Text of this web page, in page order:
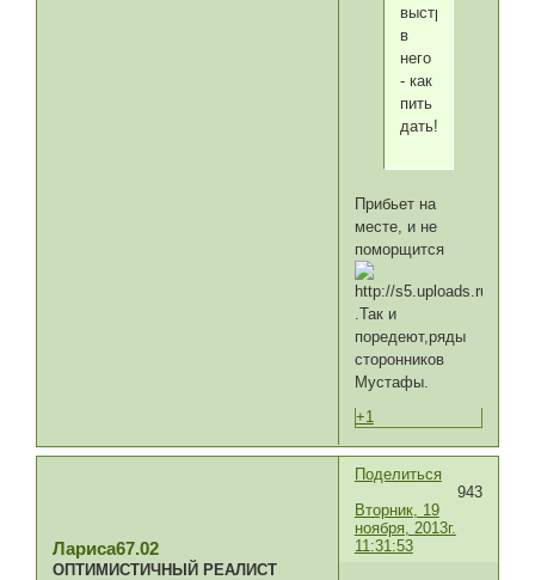
выстрелит
в
него
- как
пить
дать!
Прибьет на
месте, и не
поморщится
.Так и
поредеют,ряды
сторонников
Мустафы.
+1
Поделиться
943
Вторник, 19
ноября, 2013г.
11:31:53
Лариса67.02
ОПТИМИСТИЧНЫЙ РЕАЛИСТ